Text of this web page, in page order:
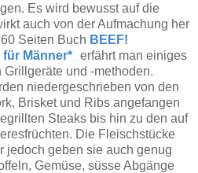
Es wird bewusst auf die
auch von der Aufmachung her
Seiten Buch BEEF!
Männer* erfährt man einiges
und -methoden.
niedergeschrieben von den
Brisket und Ribs angefangen
Steaks bis hin zu den auf
Die Fleischstücke
jedoch geben sie auch genug
Gemüse, süsse Abgänge